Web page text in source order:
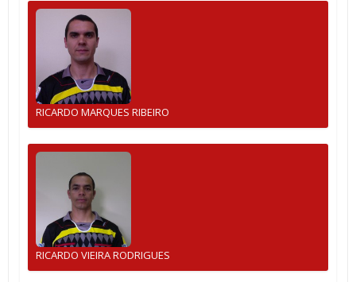
RICARDO MARQUES RIBEIRO
RICARDO VIEIRA RODRIGUES